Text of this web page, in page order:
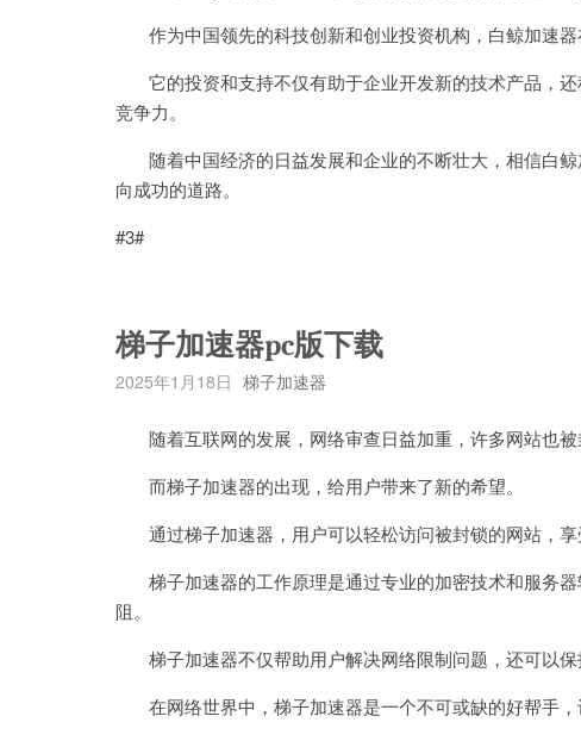
作为中国领先的科技创新和创业投资机构，白鲸加速器
它的投资和支持不仅有助于企业开发新的技术产品，还
竞争力。
随着中国经济的日益发展和企业的不断壮大，相信白鲸
向成功的道路。
#3#
梯子加速器pc版下载
2025年1月18日 梯子加速器
随着互联网的发展，网络审查日益加重，许多网站也被
而梯子加速器的出现，给用户带来了新的希望。
通过梯子加速器，用户可以轻松访问被封锁的网站，享
梯子加速器的工作原理是通过专业的加密技术和服务
阻。
梯子加速器不仅帮助用户解决网络限制问题，还可以保
在网络世界中，梯子加速器是一个不可或缺的好帮手，